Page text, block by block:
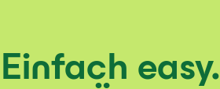
Einfach easy.